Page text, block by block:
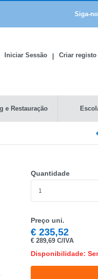
Siga-
Iniciar Sessão Criar registo
e Restauração
Quantidade
Preço uni.
€235,52
€289,69 C/IVA
Disponibilidade: